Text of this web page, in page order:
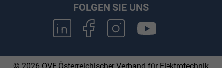
FOLGEN SIE UNS
© 2026 OVE Österreichischer Verband für Elektrotechnik